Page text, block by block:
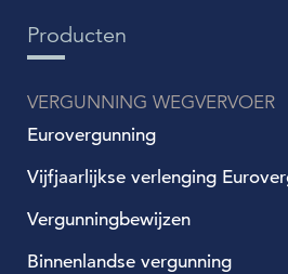
Producten
VERGUNNING WEGVERVOER
Eurovergunning
Vijfjaarlijkse verlenging
Vergunningbewijzen
Binnenlandse vergunning